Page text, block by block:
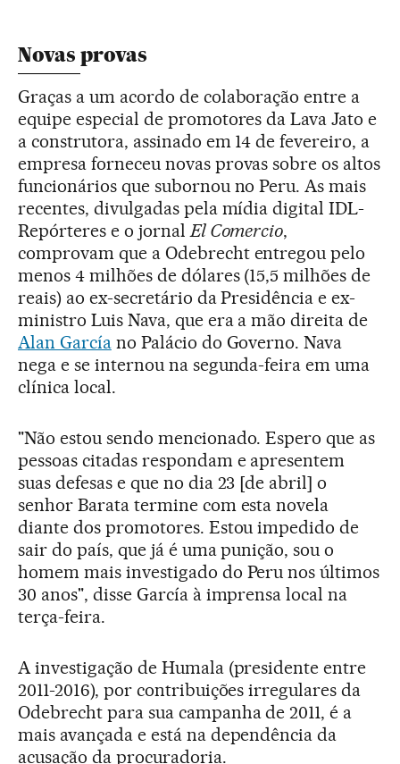
Novas provas
Graças a um acordo de colaboração entre a
equipe especial de promotores da Lava Jato e
a construtora, assinado em 14 de fevereiro, a
empresa forneceu novas provas sobre os altos
funcionários que subornou no Peru. As mais
recentes, divulgadas pela mídia digital IDL-
Repórteres e o jornalEl Comercio,
comprovam que a Odebrecht entregou pelo
menos 4 milhões de dólares (15,5 milhões de
reais) ao ex-secretário da Presidência e ex-
ministro Luis Nava, que era a mão direita de
Alan Garcíano Palácio do Governo. Nava
nega e se internou na segunda-feira em uma
clínica local.
"Não estou sendo mencionado. Espero que as
pessoas citadas respondam e apresentem
suas defesas e que no dia 23 [de abril] o
senhor Barata termine com esta novela
diante dos promotores. Estou impedido de
sair do país, que já é uma punição, sou o
homem mais investigado do Peru nos últimos
30 anos", disse García à imprensa local na
terça-feira.
A investigação de Humala (presidente entre
2011-2016), por contribuições irregulares da
Odebrecht para sua campanha de 2011, é a
mais avançada e está na dependência da
acusação da procuradoria.